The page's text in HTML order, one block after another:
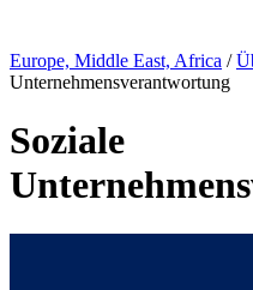
Europe, Middle East, Africa /
Unternehmensverantwortung
Soziale